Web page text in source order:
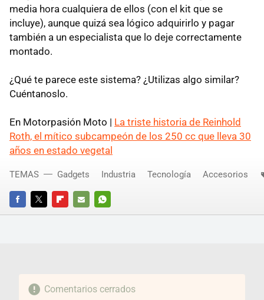
media hora cualquiera de ellos (con el kit que se
incluye), aunque quizá sea lógico adquirirlo y pagar
también a un especialista que lo deje correctamente
montado.
¿Qué te parece este sistema? ¿Utilizas algo similar?
Cuéntanoslo.
En Motorpasión Moto | La triste historia de Reinhold
Roth, el mítico subcampeón de los 250 cc que lleva 30
años en estado vegetal
FACEBOOKTWITTERFLIPBOARD
E-
WHATSAPP
TEMAS Gadgets Industria Tecnología Accesorios
Comentarios cerrados